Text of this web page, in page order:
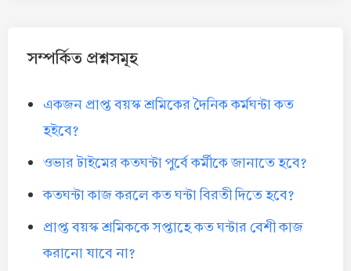
সম্পর্কিত প্রশ্নসমূহ
একজন প্রাপ্ত বয়স্ক শ্রমিকের দৈনিক কর্মঘন্টা কত
হইবে?
ওভার টাইমের কতঘন্টা পুর্বে কর্মীকে জানাতে হবে?
কতঘন্টা কাজ করলে কত ঘন্টা বিরতী দিতে হবে?
প্রাপ্ত বয়স্ক শ্রমিককে সপ্তাহে কত ঘন্টার বেশী কাজ
করানো যাবে না?